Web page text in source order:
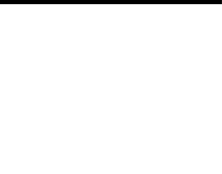
Roxane Bee, Séverine Coquelin, Snoeg